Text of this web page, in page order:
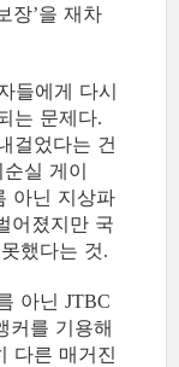
장’을 재차
들에게 다시
는 문제다.
걸었다는 건
실 게이
아닌 지상파
어졌지만 국
했다는 것.
아닌 JTBC
커를 기용해
다른 매거진